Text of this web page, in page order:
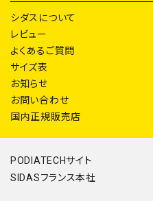
シダスについて
レビュー
よくあるご質問
サイズ表
お知らせ
お問い合わせ
国内正規販売店
PODIATECHサイト
SIDASフランス本社